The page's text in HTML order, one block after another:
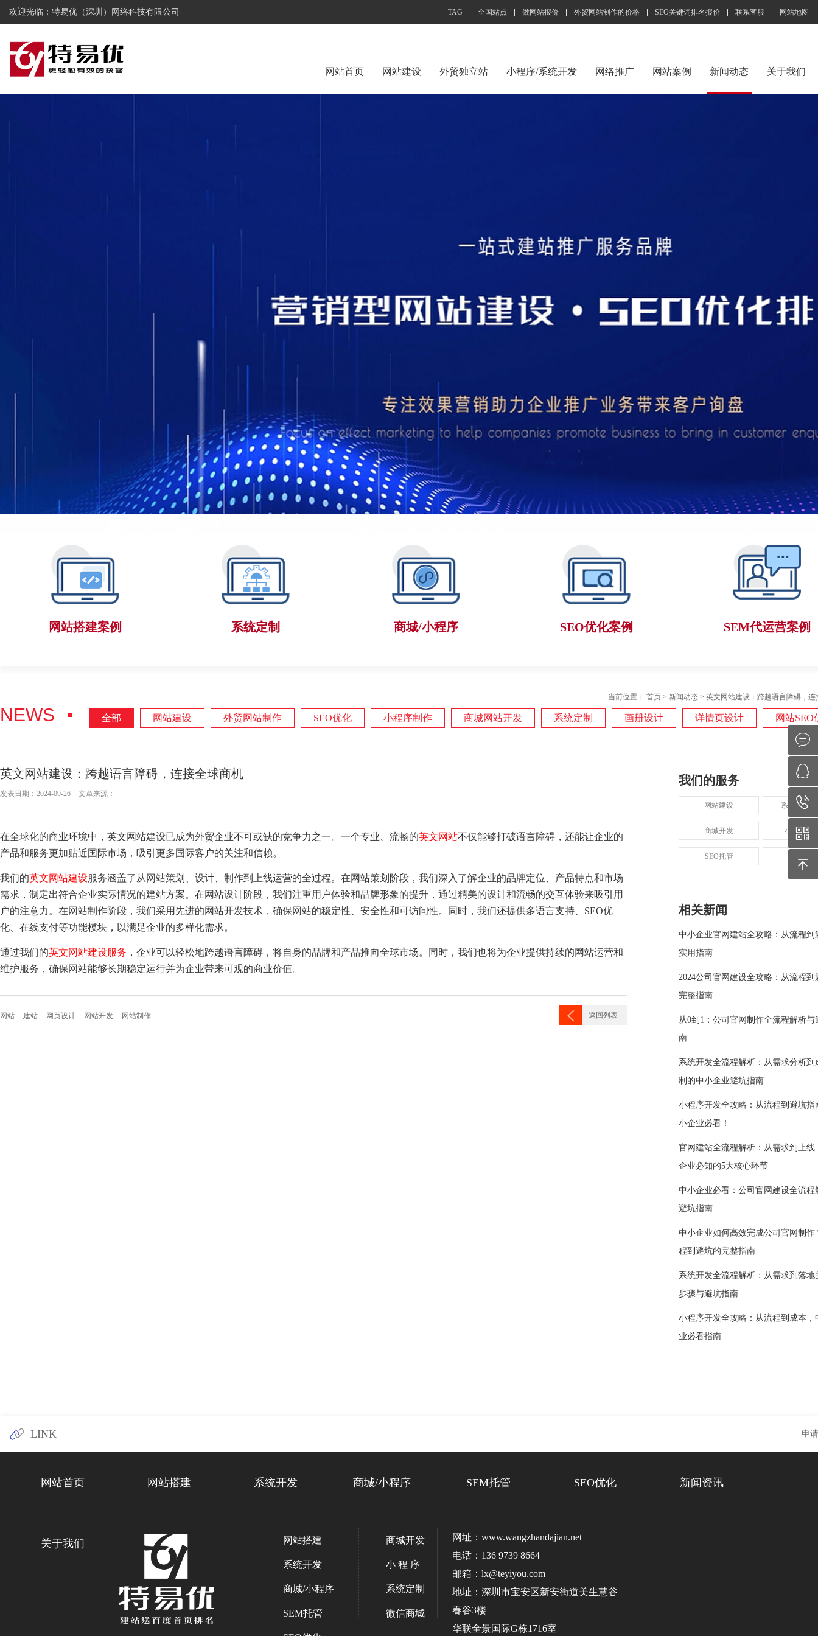
欢迎光临：特易优（深圳）网络科技有限公司 TAG 全国站点 做网站报价 外贸网站制作的价格 SEO关键词排名报价 联系客服 网站地图
网站首页 网站建设 外贸独立站 小程序/系统开发 网络推广 网站案例 新闻动态 关于我们
网站搭建案例 系统定制 商城/小程序 SEO优化案例 SEM代运营案例
NEWS
当前位置： 首页 > 新闻动态 > 英文网站建设：跨越语言障碍，连
全部 网站建设 外贸网站制作 SEO优化 小程序制作 商城网站开发 系统定制 画册设计 详情页设计 网站SEO
英文网站建设：跨越语言障碍，连接全球商机
发表日期：2024-09-26 文章来源：
在全球化的商业环境中，英文网站建设已成为外贸企业不可或缺的竞争力之一。一个专业、流畅的英文网站不仅能够打破语言障碍，还能让企业的
产品和服务更加贴近国际市场，吸引更多国际客户的关注和信赖。
我们的英文网站建设服务涵盖了从网站策划、设计、制作到上线运营的全过程。在网站策划阶段，我们深入了解企业的品牌定位、产品特点和市场
需求，制定出符合企业实际情况的建站方案。在网站设计阶段，我们注重用户体验和品牌形象的提升，通过精美的设计和流畅的交互体验来吸引用
户的注意力。在网站制作阶段，我们采用先进的网站开发技术，确保网站的稳定性、安全性和可访问性。同时，我们还提供多语言支持、SEO优
化、在线支付等功能模块，以满足企业的多样化需求。
通过我们的英文网站建设服务 ，企业可以轻松地跨越语言障碍，将自身的品牌和产品推向全球市场。同时，我们也将为企业提供持续的网站运营和
维护服务，确保网站能够长期稳定运行并为企业带来可观的商业价值。
网站 建站 网页设计 网站开发 网站制作 返回列表
我们的服务
网站建设 系统平台
商城开发 小程序开
SEO托管
相关新闻
中小企业官网建站全攻略：从流程到
实用指南
2024公司官网建设全攻略：从流程到
完整指南
从0到1：公司官网制作全流程解析与
南
系统开发全流程解析：从需求分析到
制的中小企业避坑指南
小程序开发全攻略：从流程到避坑指
小企业必看！
官网建站全流程解析：从需求到上线
企业必知的5大核心环节
中小企业必看：公司官网建设全流程
避坑指南
中小企业如何高效完成公司官网制作
程到避坑的完整指南
系统开发全流程解析：从需求到落地
步骤与避坑指南
小程序开发全攻略：从流程到成本，
业必看指南
LINK 申
网站首页 网站搭建 系统开发 商城/小程序 SEM托管 SEO优化 新闻资讯
关于我们 网站搭建
系统开发
商城/小程序
SEM托管
商城开发
小 程 序
系统定制
微信商城
网址：www.wangzhandajian.net
电话：136 9739 8664
邮箱：lx@teyiyou.com
地址：深圳市宝安区新安街道美生慧谷
春谷3楼
华联全景国际G栋1716室